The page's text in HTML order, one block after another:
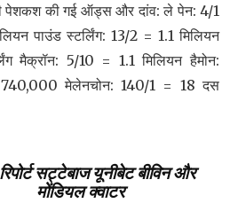
पेशकश की गई ऑड्स और दांव: ले पेन: 4/1
पाउंड स्टर्लिंग: 13/2 = 1.1 मिलियन
मैक्रॉन: 5/10 = 1.1 मिलियन हैमोन:
मेलेनचोन: 140/1 = 18 दस
सट्टेबाज यूनीबेट बीविन और
मोंडियल क्वाटर